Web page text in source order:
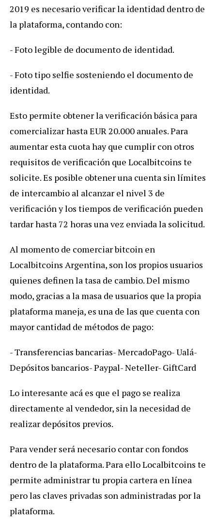
2019 es necesario verificar la identidad dentro de
la plataforma, contando con:
- Foto legible de documento de identidad.
- Foto tipo selfie sosteniendo el documento de
identidad.
Esto permite obtener la verificación básica para
comercializar hasta EUR 20.000 anuales. Para
aumentar esta cuota hay que cumplir con otros
requisitos de verificación que Localbitcoins te
solicite. Es posible obtener una cuenta sin límites
de intercambio al alcanzar el nivel 3 de
verificación y los tiempos de verificación pueden
tardar hasta 72 horas una vez enviada la solicitud.
Al momento de comerciar bitcoin en
Localbitcoins Argentina, son los propios usuarios
quienes definen la tasa de cambio. Del mismo
modo, gracias a la masa de usuarios que la propia
plataforma maneja, es una de las que cuenta con
mayor cantidad de métodos de pago:
- Transferencias bancarias- MercadoPago- Ualá-
Depósitos bancarios- Paypal- Neteller- GiftCard
Lo interesante acá es que el pago se realiza
directamente al vendedor, sin la necesidad de
realizar depósitos previos.
Para vender será necesario contar con fondos
dentro de la plataforma. Para ello Localbitcoins te
permite administrar tu propia cartera en línea
pero las claves privadas son administradas por la
plataforma.